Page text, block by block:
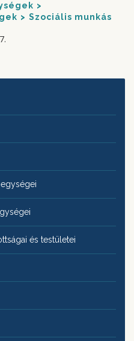
Szociális munkás
és testületei